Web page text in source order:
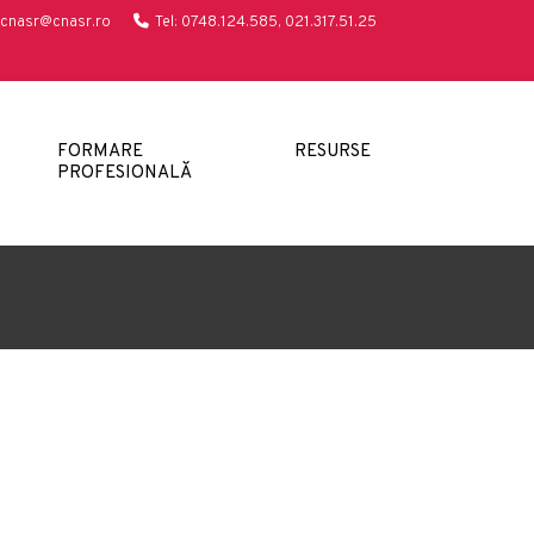
cnasr@cnasr.ro Tel: 0748.124.585, 021.317.51.25
FORMARE
PROFESIONALĂ
RESURSE